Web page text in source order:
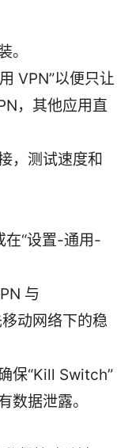
。
VPN”以便只让
，其他应用直
，测试速度和
在“设置-通用-
与
动网络下的稳
保“Kill Switch”
数据泄露。